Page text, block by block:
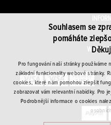
Souhlasem se
pomáháte
Pro fungování naší stránky používáme
základní funkcionality webové stránky.
cookies, které nám pomohou zlepšit
zobrazovat vám relevantní nabídky. Pro
Podrobnější informace o cookies